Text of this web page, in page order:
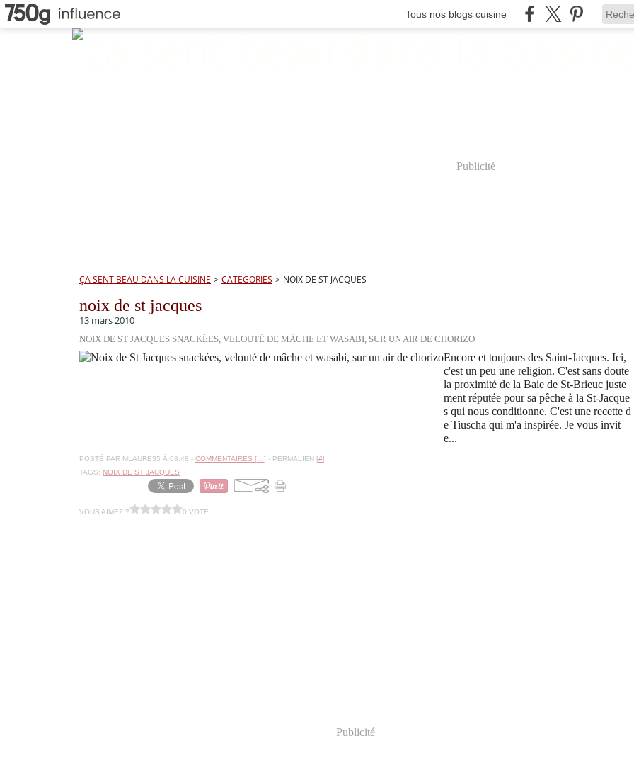
Tous nos blogs cuisine
Publicité
ÇA SENT BEAU DANS LA CUISINE > CATEGORIES > NOIX DE ST JACQUES
noix de st jacques
13 mars 2010
NOIX DE ST JACQUES SNACKÉES, VELOUTÉ DE MÂCHE ET WASABI, SUR UN AIR DE CHORIZO
Encore et toujours des Saint-Jacques. Ici,
c'est un peu une religion. C'est sans doute
la proximité de la Baie de St-Brieuc juste
ment réputée pour sa pêche à la St-Jacque
s qui nous conditionne. C'est une recette d
e Tiuscha qui m'a inspirée. Je vous invit
e...
POSTÉ PAR MLAURE35 À 08:48 - COMMENTAIRES [ ] - PERMALIEN [#]
TAGS: NOIX DE ST JACQUES
VOUS AIMEZ ? 0 VOTE
Publicité